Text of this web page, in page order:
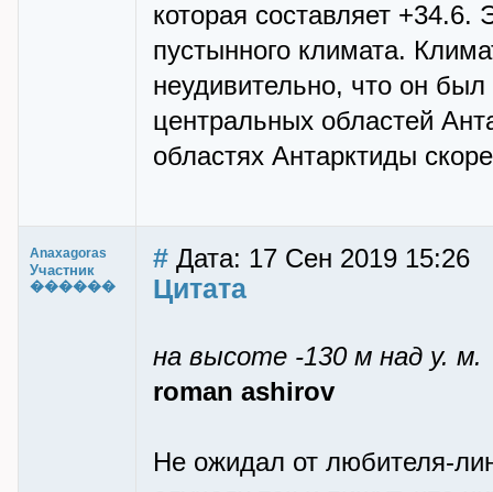
которая составляет +34.6.
пустынного климата.
неудивительно, что он
центральных областей
областях Антарктиды
Anaxagoras
Участник
������
# Дата: 17 Сен 2019 15:26
Цитата
на высоте -130 м над у. м.
roman ashirov
Не ожидал от любителя-